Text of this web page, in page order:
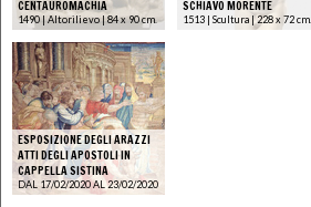
CENTAUROMACHIA
1490 | Altorilievo | 84 x 90 cm.
SCHIAVO MORENTE
1513 | Scultura | 228 x 72 cm.
ESPOSIZIONE DEGLI ARAZZI
ATTI DEGLI APOSTOLI IN
CAPPELLA SISTINA
DAL 17/02/2020 AL 23/02/2020